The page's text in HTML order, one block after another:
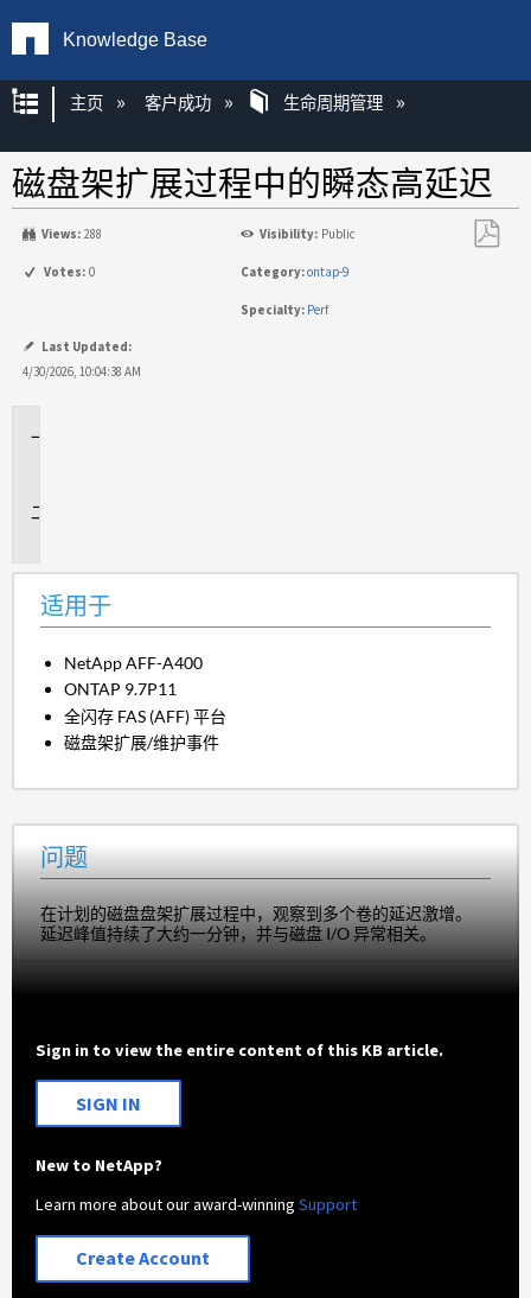
Knowledge Base
扩展/隐缩全局层次
主页 客户成功 生命周期管理
磁盘架扩展过程中的瞬态高延迟
Views: 288 Visibility: Public
Votes: 0 Category:ontap-9
Specialty: Perf
Last Updated:
4/30/2026, 10:04:38 AM
适用于
NetApp AFF-A400
ONTAP 9.7P11
全闪存 FAS (AFF) 平台
磁盘架扩展/维护事件
问题
在计划的磁盘盘架扩展过程中，观察到多个卷的延迟激增。
延迟峰值持续了大约一分钟，并与磁盘 I/O 异常相关。
Sign in to view the entire content of this KB article.
SIGN IN
New to NetApp?
Learn more about our award-winningSupport
Create Account